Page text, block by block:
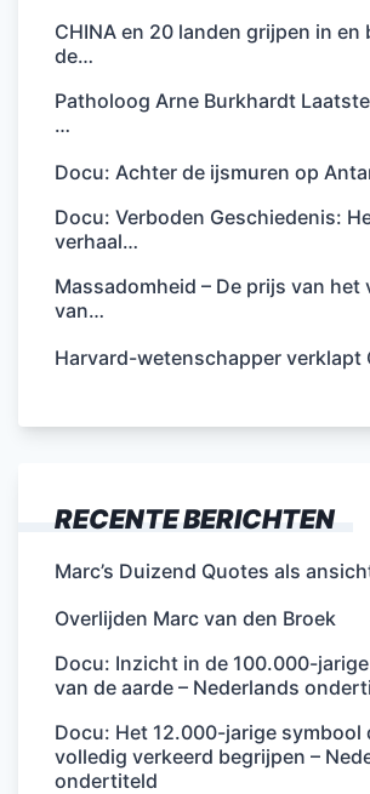
CHINA en 20 landen grijpen in en
de…
Patholoog Arne Burkhardt
…
Docu: Achter de ijsmuren op
Docu: Verboden Geschiedenis:
verhaal…
Massadomheid – De prijs van het
van…
Harvard-wetenschapper verklapt
RECENTE BERICHTEN
Marc’s Duizend Quotes als
Overlijden Marc van den Broek
Docu: Inzicht in de 100.000-
van de aarde – Nederlands
Docu: Het 12.000-jarige symbool
volledig verkeerd begrijpen –
ondertiteld